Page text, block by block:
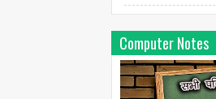
Computer Notes